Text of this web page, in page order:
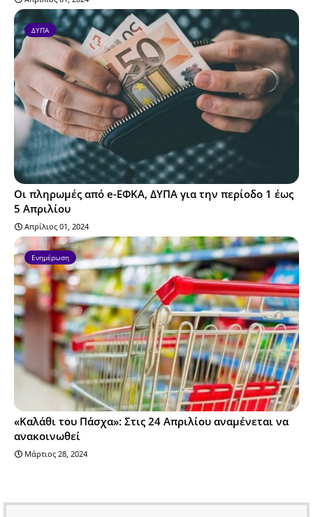
ΔΥΠΑ
Οι πληρωμές από e-ΕΦΚΑ, ΔΥΠΑ για την περίοδο 1 έως
5 Απριλίου
Απρίλιος 01, 2024
Ενημέρωση
«Καλάθι του Πάσχα»: Στις 24 Απριλίου αναμένεται να
ανακοινωθεί
Μάρτιος 28, 2024